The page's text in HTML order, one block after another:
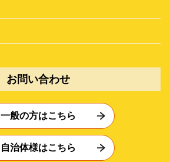
お問い合わせ
一般の方はこちら
自治体様はこちら